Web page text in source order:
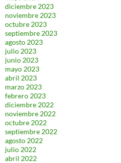
diciembre 2023
noviembre 2023
octubre 2023
septiembre 2023
agosto 2023
julio 2023
junio 2023
mayo 2023
abril 2023
marzo 2023
febrero 2023
diciembre 2022
noviembre 2022
octubre 2022
septiembre 2022
agosto 2022
julio 2022
abril 2022